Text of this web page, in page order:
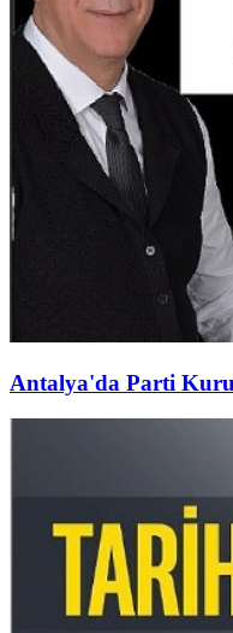
Antalya'da Parti